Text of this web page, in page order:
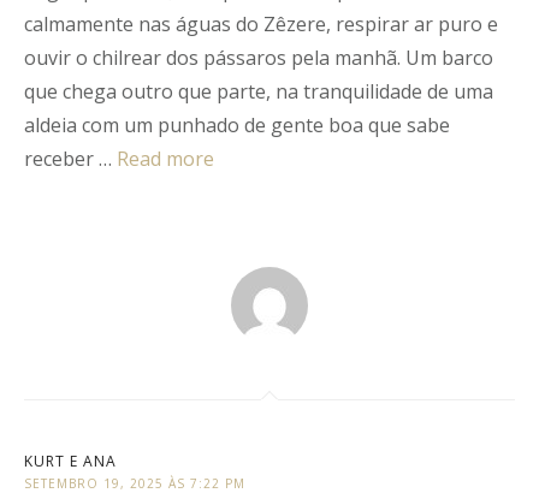
of5.
calmamente nas águas do Zêzere, respirar ar puro e
ouvir o chilrear dos pássaros pela manhã. Um barco
que chega outro que parte, na tranquilidade de uma
aldeia com um punhado de gente boa que sabe
receber … Read more
KURT E ANA
SETEMBRO 19, 2025 ÀS 7:22 PM